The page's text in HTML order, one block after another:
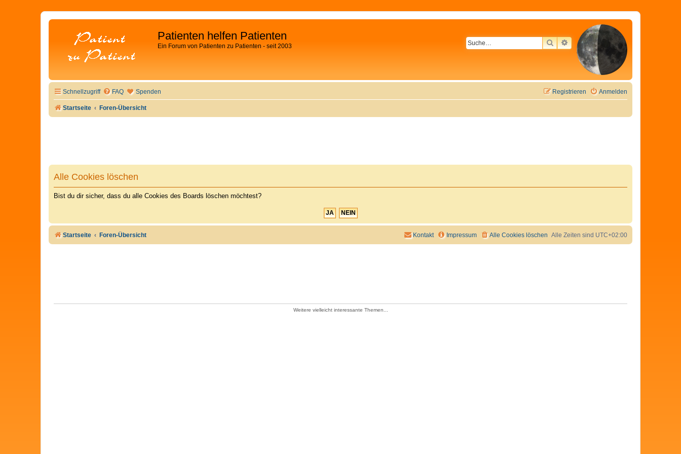
Patienten helfen Patienten
Ein Forum von Patienten zu Patienten - seit 2003 SUCHEERWEITERTE SUCHE
Schnellzugriff FAQ Spenden Anmelden
Registrieren
Startseite Foren-Übersicht
Alle Cookies löschen
Bist du dir sicher, dass du alle Cookies des Boards löschen möchtest?
Startseite Foren-Übersicht Alle Zeiten sind UTC+02:00
Alle Cookies löschen
Impressum
Kontakt
Weitere vielleicht interessante Themen...